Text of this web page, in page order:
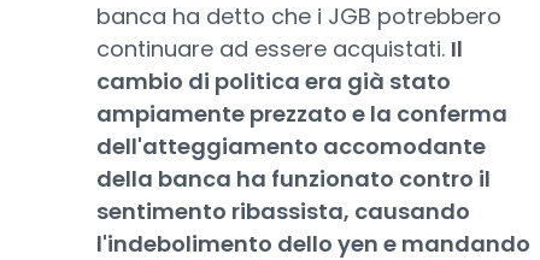
banca ha detto che i JGB potrebbero
continuare ad essere acquistati. Il
cambio di politica era già stato
ampiamente prezzato e la conferma
dell'atteggiamento accomodante
della banca ha funzionato contro il
sentimento ribassista, causando
l'indebolimento dello yen e mandando